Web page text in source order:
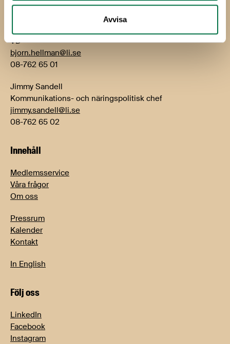
Avvisa
Kontakt
VD
bjorn.hellman@li.se
08-762 65 01
Jimmy Sandell
Kommunikations- och näringspolitisk chef
jimmy.sandell@li.se
08-762 65 02
Innehåll
Medlemsservice
Våra frågor
Om oss
Pressrum
Kalender
Kontakt
In English
Följ oss
LinkedIn
Facebook
Instagram